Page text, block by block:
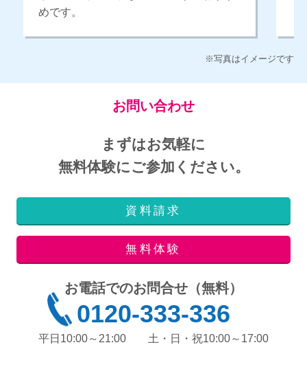
めです。
※写真はイメージです
お問い合わせ
まずはお気軽に
無料体験にご参加ください。
資料請求
無料体験
お電話でのお問合せ（無料）
0120-333-336
平日10:00～21:00 土・日・祝10:00～17:00